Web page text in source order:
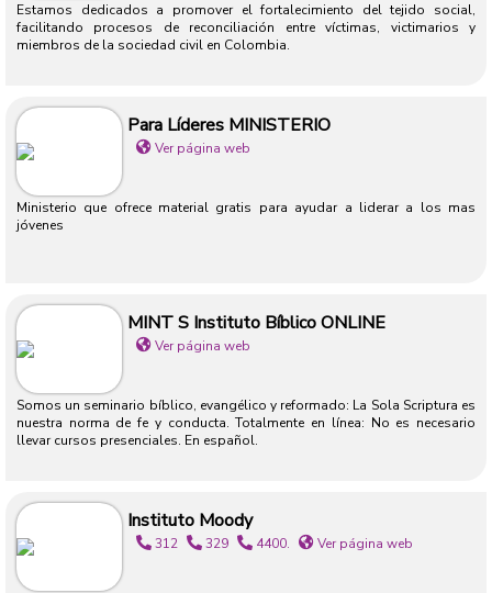
Estamos dedicados a promover el fortalecimiento del tejido social,
facilitando procesos de reconciliación entre víctimas, victimarios y
miembros de la sociedad civil en Colombia.
Para Líderes MINISTERIO
Ver página web
Ministerio que ofrece material gratis para ayudar a liderar a los mas
jóvenes
MINT S Instituto Bíblico ONLINE
Ver página web
Somos un seminario bíblico, evangélico y reformado: La Sola Scriptura es
nuestra norma de fe y conducta. Totalmente en línea: No es necesario
llevar cursos presenciales. En español.
Instituto Moody
312 329 4400. Ver página web